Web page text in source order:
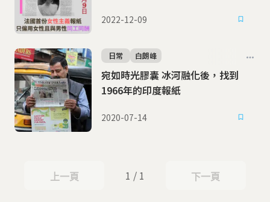
2022-12-09
宛如時光膠囊 冰河融化後，找到
1966年的印度報紙
日常 白朗峰
2020-07-14
上一頁
上一頁 1 / 1 下一頁
下一頁